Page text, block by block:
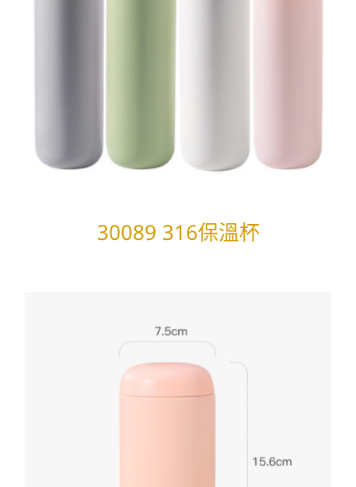
30089 316保溫杯